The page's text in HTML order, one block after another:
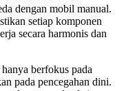
dengan mobil manual.
setiap komponen
secara harmonis dan
berfokus pada
pada pencegahan dini.